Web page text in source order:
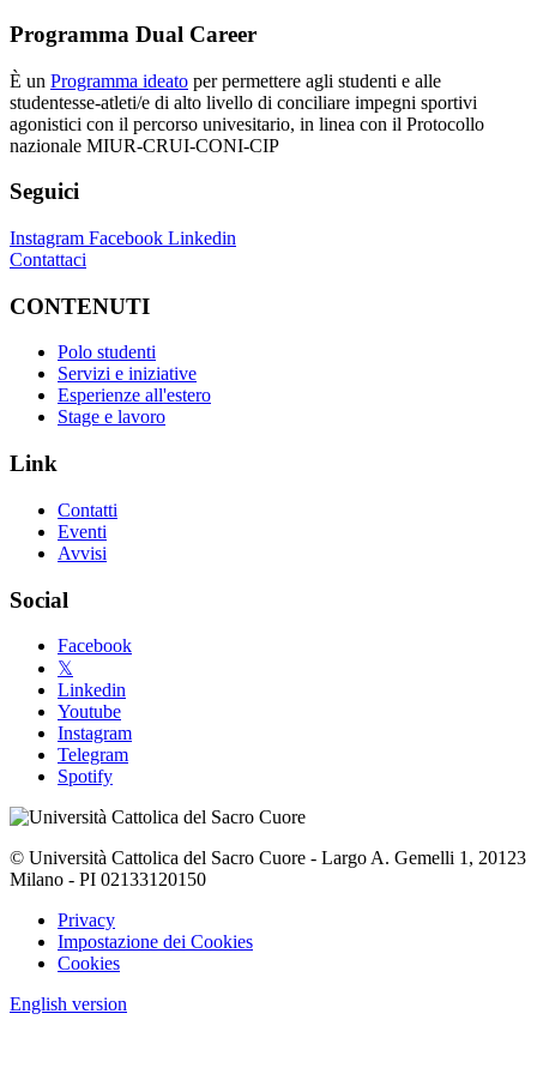
Programma Dual Career
È un Programma ideato per permettere agli studenti e alle
studentesse-atleti/e di alto livello di conciliare impegni sportivi
agonistici con il percorso univesitario, in linea con il Protocollo
nazionale MIUR-CRUI-CONI-CIP
Seguici
Instagram Facebook Linkedin
Contattaci
CONTENUTI
Polo studenti
Servizi e iniziative
Esperienze all'estero
Stage e lavoro
Link
Contatti
Eventi
Avvisi
Social
Facebook
𝕏
Linkedin
Youtube
Instagram
Telegram
Spotify
© Università Cattolica del Sacro Cuore - Largo A. Gemelli 1, 20123
Milano - PI 02133120150
Privacy
Impostazione dei Cookies
Cookies
English version